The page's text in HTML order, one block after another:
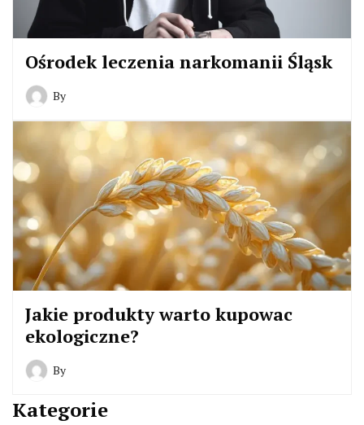
Ośrodek leczenia narkomanii Śląsk
By
Jakie produkty warto kupowac
ekologiczne?
By
Kategorie